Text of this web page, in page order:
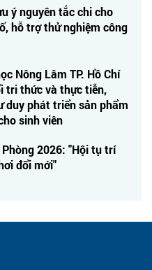
ý nguyên tắc chi cho
hỗ trợ thử nghiệm công
Nông Lâm TP. Hồ Chí
tri thức và thực tiễn,
duy phát triển sản phẩm
sinh viên
2026: "Hội tụ trí
đổi mới"